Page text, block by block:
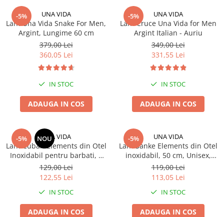
-5% UNA VIDA
Lant Una Vida Snake For Men,
Argint, Lungime 60 cm
379,00 Lei
360,05 Lei
IN STOC
ADAUGA IN COS
-5% UNA VIDA
Lant Cruce Una Vida for Men
Argint Italian - Auriu
349,00 Lei
331,55 Lei
IN STOC
ADAUGA IN COS
-5% NOU
UNA VIDA
Lant Cuban Elements din Otel
Inoxidabil pentru barbati, 6
mm
129,00 Lei
122,55 Lei
IN STOC
ADAUGA IN COS
-5% UNA VIDA
Lant Sanke Elements din Otel
inoxidabil, 50 cm, Unisex,
GOLD
119,00 Lei
113,05 Lei
IN STOC
ADAUGA IN COS